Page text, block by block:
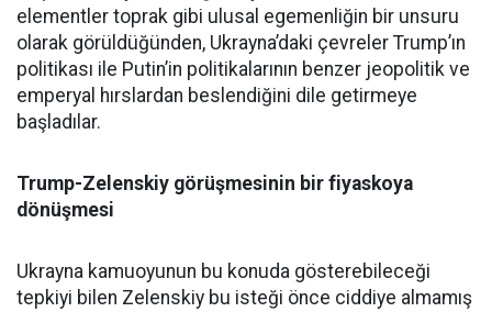
elementler toprak gibi ulusal egemenliğin bir unsuru
olarak görüldüğünden, Ukrayna’daki çevreler Trump’ın
politikası ile Putin’in politikalarının benzer jeopolitik ve
emperyal hırslardan beslendiğini dile getirmeye
başladılar.
Trump-Zelenskiy görüşmesinin bir fiyaskoya
dönüşmesi
Ukrayna kamuoyunun bu konuda gösterebileceği
tepkiyi bilen Zelenskiy bu isteği önce ciddiye almamış